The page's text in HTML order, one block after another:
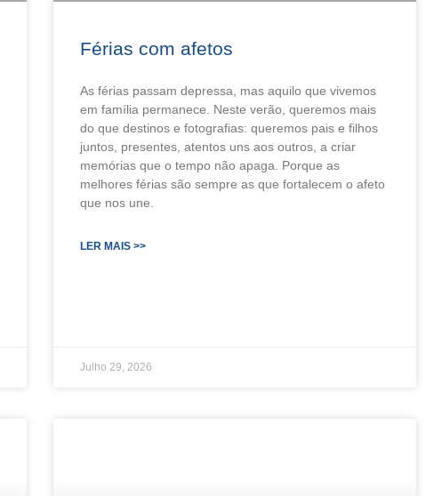
Férias com afetos
As férias passam depressa, mas aquilo que vivemos
em família permanece. Neste verão, queremos mais
do que destinos e fotografias: queremos pais e filhos
juntos, presentes, atentos uns aos outros, a criar
memórias que o tempo não apaga. Porque as
melhores férias são sempre as que fortalecem o afeto
que nos une.
LER MAIS >>
Julho 29, 2026